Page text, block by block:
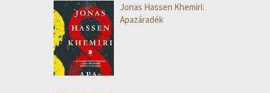
Jonas Hassen Khemiri:
Apazáradék